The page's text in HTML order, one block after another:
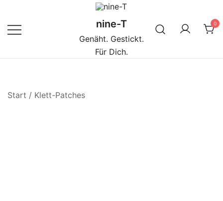
springen
nine-T
Genäht. Gestickt.
Für Dich.
0
Start / Klett-Patches